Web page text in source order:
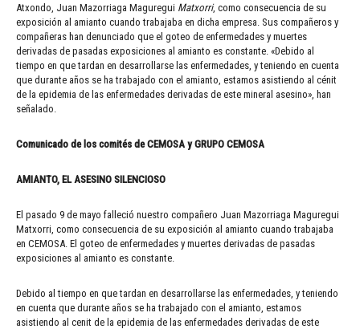
Atxondo, Juan Mazorriaga Maguregui Matxorri, como consecuencia de su
exposición al amianto cuando trabajaba en dicha empresa. Sus compañeros y
compañeras han denunciado que el goteo de enfermedades y muertes
derivadas de pasadas exposiciones al amianto es constante. «Debido al
tiempo en que tardan en desarrollarse las enfermedades, y teniendo en cuenta
que durante años se ha trabajado con el amianto, estamos asistiendo al cénit
de la epidemia de las enfermedades derivadas de este mineral asesino», han
señalado.
Comunicado de los comités de CEMOSA y GRUPO CEMOSA
AMIANTO, EL ASESINO SILENCIOSO
El pasado 9 de mayo falleció nuestro compañero Juan Mazorriaga Maguregui
Matxorri, como consecuencia de su exposición al amianto cuando trabajaba
en CEMOSA. El goteo de enfermedades y muertes derivadas de pasadas
exposiciones al amianto es constante.
Debido al tiempo en que tardan en desarrollarse las enfermedades, y teniendo
en cuenta que durante años se ha trabajado con el amianto, estamos
asistiendo al cenit de la epidemia de las enfermedades derivadas de este